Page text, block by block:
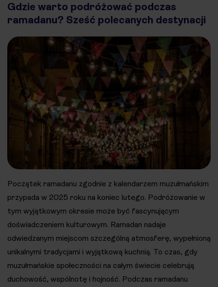
Gdzie warto podróżować podczas
ramadanu? Sześć polecanych destynacji
Początek ramadanu zgodnie z kalendarzem muzułmańskim
przypada w 2025 roku na koniec lutego. Podróżowanie w
tym wyjątkowym okresie może być fascynującym
doświadczeniem kulturowym. Ramadan nadaje
odwiedzanym miejscom szczególną atmosferę, wypełnioną
unikalnymi tradycjami i wyjątkową kuchnią. To czas, gdy
muzułmańskie społeczności na całym świecie celebrują
duchowość, wspólnotę i hojność. Podczas ramadanu